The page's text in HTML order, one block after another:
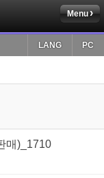
Menu
PC
LANG
매)_1710
5
5